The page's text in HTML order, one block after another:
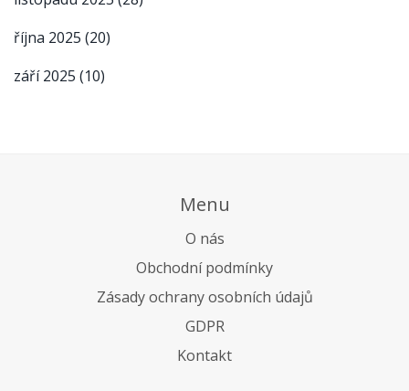
října 2025 (20)
září 2025 (10)
Menu
O nás
Obchodní podmínky
Zásady ochrany osobních údajů
GDPR
Kontakt